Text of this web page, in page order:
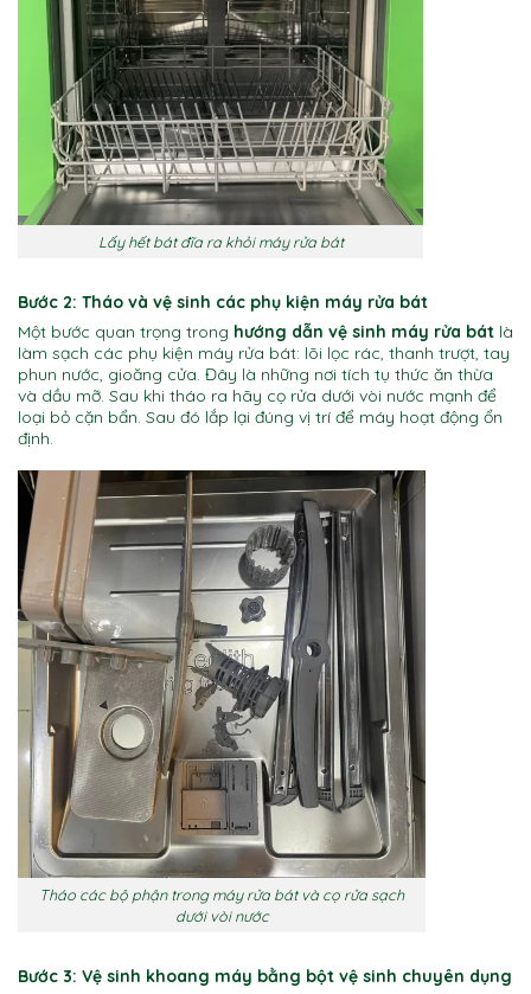
Lấy hết bát đĩa ra khỏi máy rửa bát
Bước 2: Tháo và vệ sinh các phụ kiện máy rửa bát
Một bước quan trọng trong hướng dẫn vệ sinh máy rửa bát là
làm sạch các phụ kiện máy rửa bát: lõi lọc rác, thanh trượt, tay
phun nước, gioăng cửa. Đây là những nơi tích tụ thức ăn thừa
và dầu mỡ. Sau khi tháo ra hãy cọ rửa dưới vòi nước mạnh để
loại bỏ cặn bẩn. Sau đó lắp lại đúng vị trí để máy hoạt động ổn
định.
Tháo các bộ phận trong máy rửa bát và cọ rửa sạch
dưới vòi nước
Bước 3: Vệ sinh khoang máy bằng bột vệ sinh chuyên dụng